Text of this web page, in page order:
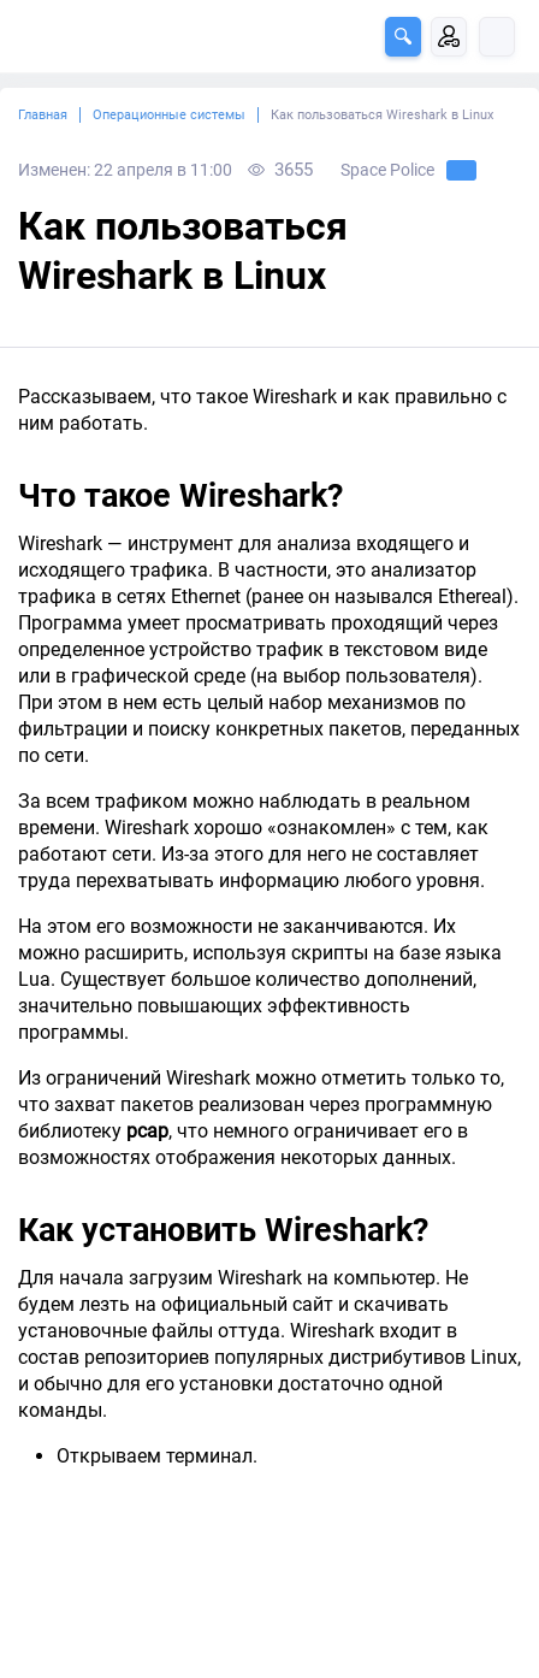
Главная Операционные системы Как пользоваться Wireshark в Linux
Изменен: 22 апреля в 11:00 3655 Space Police
Как пользоваться
Wireshark в Linux
Рассказываем, что такое Wireshark и как правильно с
ним работать.
Что такое Wireshark?
Wireshark — инструмент для анализа входящего и
исходящего трафика. В частности, это анализатор
трафика в сетях Ethernet (ранее он назывался Ethereal).
Программа умеет просматривать проходящий через
определенное устройство трафик в текстовом виде
или в графической среде (на выбор пользователя).
При этом в нем есть целый набор механизмов по
фильтрации и поиску конкретных пакетов, переданных
по сети.
За всем трафиком можно наблюдать в реальном
времени. Wireshark хорошо «ознакомлен» с тем, как
работают сети. Из-за этого для него не составляет
труда перехватывать информацию любого уровня.
На этом его возможности не заканчиваются. Их
можно расширить, используя скрипты на базе языка
Lua. Существует большое количество дополнений,
значительно повышающих эффективность
программы.
Из ограничений Wireshark можно отметить только то,
что захват пакетов реализован через программную
библиотеку pcap, что немного ограничивает его в
возможностях отображения некоторых данных.
Как установить Wireshark?
Для начала загрузим Wireshark на компьютер. Не
будем лезть на официальный сайт и скачивать
установочные файлы оттуда. Wireshark входит в
состав репозиториев популярных дистрибутивов Linux,
и обычно для его установки достаточно одной
команды.
Открываем терминал.